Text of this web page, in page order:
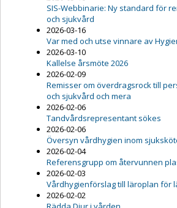
SIS-Webbinarie: Ny standard för
och sjukvård
2026-03-16
Var med och utse vinnare av
2026-03-10
Kallelse årsmöte 2026
2026-02-09
Remisser om överdragsrock till
och sjukvård och mera
2026-02-06
Tandvårdsrepresentant sökes
2026-02-06
Översyn vårdhygien inom
2026-02-04
Referensgrupp om återvunnen
2026-02-03
Vårdhygienförslag till läroplan för
2026-02-02